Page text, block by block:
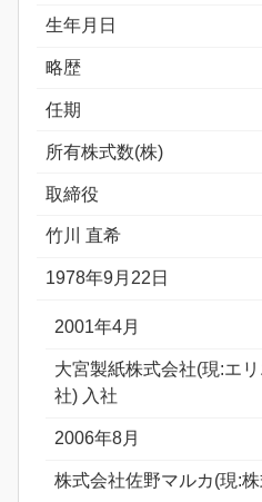
生年月日
略歴
任期
所有株式数(株)
取締役
竹川 直希
1978年9月22日
2001年4月
大宮製紙株式会社(現:エ
社) 入社
2006年8月
株式会社佐野マルカ(現: